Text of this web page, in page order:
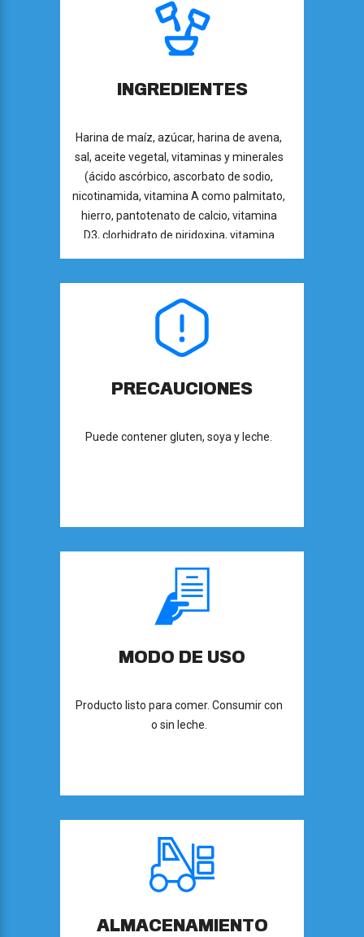
INGREDIENTES
Harina de maíz, azúcar, harina de avena,
sal, aceite vegetal, vitaminas y minerales
(ácido ascórbico, ascorbato de sodio,
nicotinamida, vitamina A como palmitato,
hierro, pantotenato de calcio, vitamina
D3, clorhidrato de piridoxina, vitamina
dióxido de titanio, tartracina, rojo allura
AC y azul brillante FCF (colorantes) y BHT
(antioxidante).
PRECAUCIONES
Puede contener gluten, soya y leche.
MODO DE USO
Producto listo para comer. Consumir con
o sin leche.
ALMACENAMIENTO